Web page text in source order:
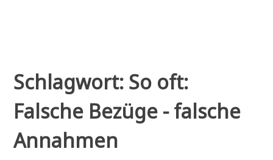
Schlagwort: So oft:
Falsche Bezüge - falsche
Annahmen